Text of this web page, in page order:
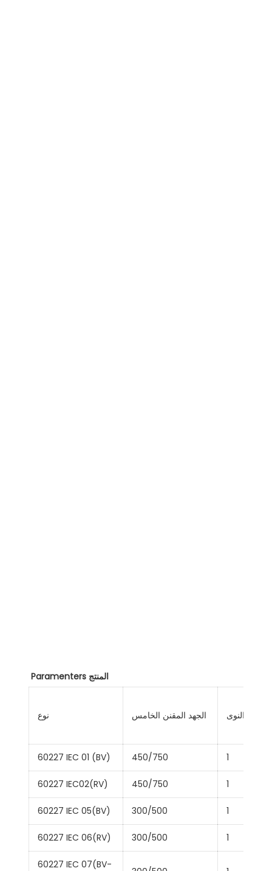
نوع الجهد المقنن الخامس عدد النوى
60227 IEC 01 (BV) 450/750 1
60227 IEC02(RV) 450/750 1
60227 IEC 05(BV) 300/500 1
60227 IEC 06(RV) 300/500 1
60227 IEC 07(BV-